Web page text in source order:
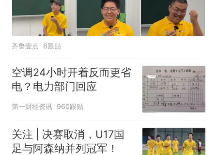
齐鲁壹点 6跟贴
空调24小时开着反而更省
电？电力部门回应
第一财经资讯 960跟贴
关注 | 决赛取消，U17国
足与阿森纳并列冠军！